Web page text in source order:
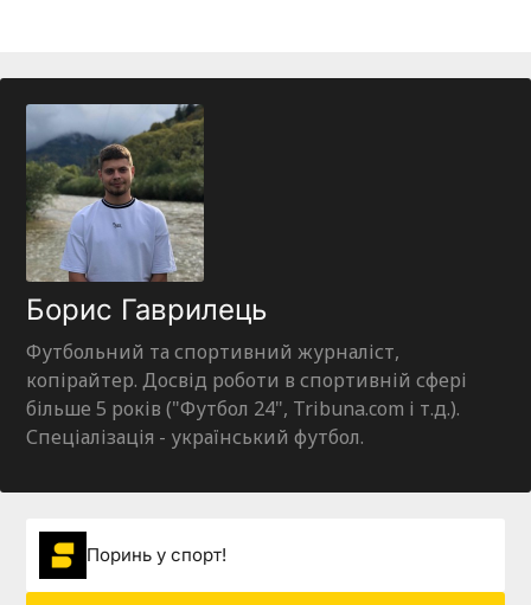
Борис Гаврилець
Футбольний та спортивний журналіст,
копірайтер. Досвід роботи в спортивній сфері
більше 5 років ("Футбол 24", Tribuna.com і т.д.).
Спеціалізація - український футбол.
Поринь у спорт!